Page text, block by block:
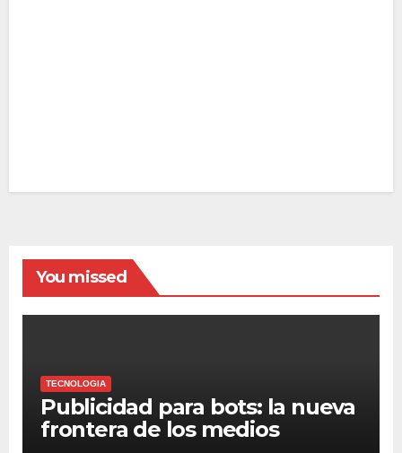
You missed
TECNOLOGIA
Publicidad para bots: la nueva
frontera de los medios